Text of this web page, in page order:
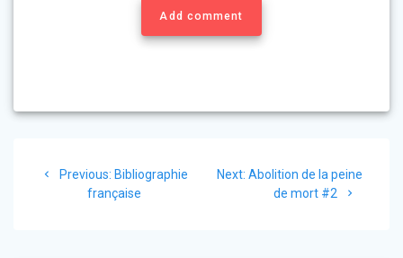
Add comment
Previous: Previous
post:
Bibliographie
française
Next: Next
post:
Abolition de la peine
de mort #2